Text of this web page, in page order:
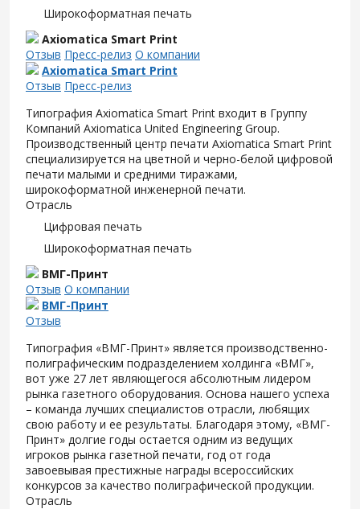
Широкоформатная печать
Axiomatica Smart Print
Отзыв Пресс-релиз О компании
Axiomatica Smart Print
Отзыв Пресс-релиз
Типография Axiomatica Smart Print входит в Группу
Компаний Axiomatica United Engineering Group.
Производственный центр печати Axiomatica Smart Print
специализируется на цветной и черно-белой цифровой
печати малыми и средними тиражами,
широкоформатной инженерной печати.
Отрасль
Цифровая печать
Широкоформатная печать
ВМГ-Принт
Отзыв О компании
ВМГ-Принт
Отзыв
Типография «ВМГ-Принт» является производственно-
полиграфическим подразделением холдинга «ВМГ»,
вот уже 27 лет являющегося абсолютным лидером
рынка газетного оборудования. Основа нашего успеха
– команда лучших специалистов отрасли, любящих
свою работу и ее результаты. Благодаря этому, «ВМГ-
Принт» долгие годы остается одним из ведущих
игроков рынка газетной печати, год от года
завоевывая престижные награды всероссийских
конкурсов за качество полиграфической продукции.
Отрасль